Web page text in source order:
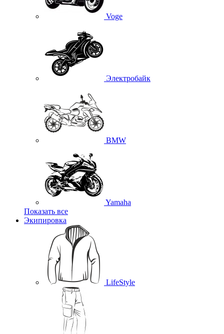
Voge
Электробайк
BMW
Yamaha
Показать все
Экипировка
LifeStyle